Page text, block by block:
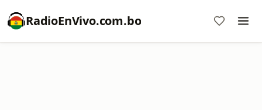
RadioEnVivo.com.bo